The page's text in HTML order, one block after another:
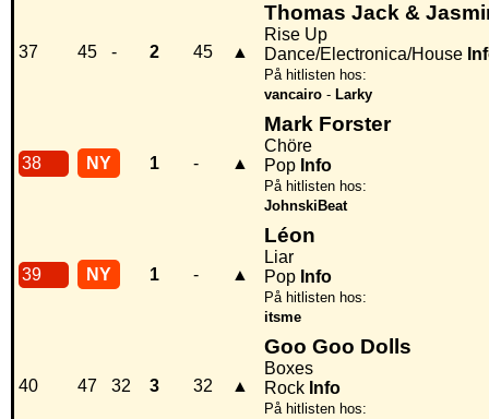
37 45 - 2 45 ▲
Thomas Jack &
Rise Up
Dance/Electronica/House
På hitlisten hos:
vancairo - Larky
38 NY 1 - ▲
Mark Forster
Chöre
Pop Info
På hitlisten hos:
JohnskiBeat
39 NY 1 - ▲
Léon
Liar
Pop Info
På hitlisten hos:
itsme
40 47 32 3 32 ▲
Goo Goo Dolls
Boxes
Rock Info
På hitlisten hos: